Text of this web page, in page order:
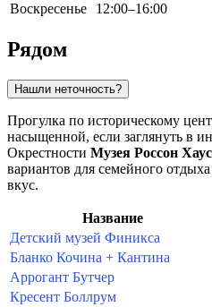
Воскресенье
12:00–16:00
Рядом
Нашли неточность?
Прогулка по историческому
насыщенной, если заглянуть в
Окрестности Музея Россон Хаус
вариантов для семейного
вкус.
Название
Детский музей Финикса
Бланко Кочина + Кантинa
Аррогант Бутчер
Кресент Боллрум